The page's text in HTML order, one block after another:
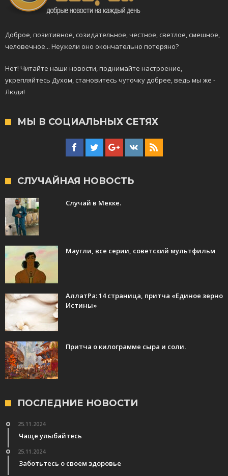
Доброе, позитивное, созидательное, честное, светлое, смешное,
человечное... Неужели оно окончательно потеряно?
Нет! Читайте наши новости, поднимайте настроение,
укрепляйтесь Духом, становитесь чуточку добрее, ведь мы же -
Люди!
МЫ В СОЦИАЛЬНЫХ СЕТЯХ
СЛУЧАЙНАЯ НОВОСТЬ
Случай в Мекке.
Маугли, все серии, советский мультфильм
АллатРа: 14 страница, притча «Единое зерно
Истины»
Притча о килограмме сыра и соли.
ПОСЛЕДНИЕ НОВОСТИ
25.11.2024
Чаще улыбайтесь
25.11.2024
Заботьтесь о своем здоровье